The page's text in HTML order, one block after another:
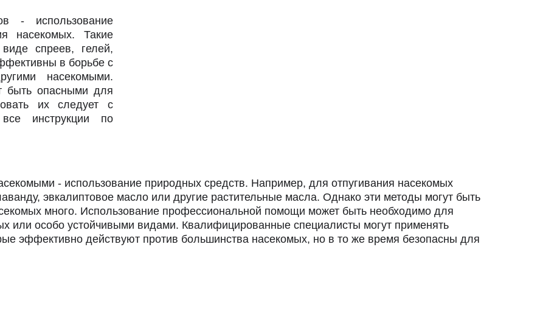
- использование
насекомых. Такие
спреев, гелей,
в борьбе с
насекомыми.
быть опасными для
их следует с
инструкции по
- использование природных средств. Например, для отпугивания насекомых
эвкалиптовое масло или другие растительные масла. Однако эти методы могут быть
много. Использование профессиональной помощи может быть необходимо для
или особо устойчивыми видами. Квалифицированные специалисты могут применять
эффективно действуют против большинства насекомых, но в то же время безопасны для